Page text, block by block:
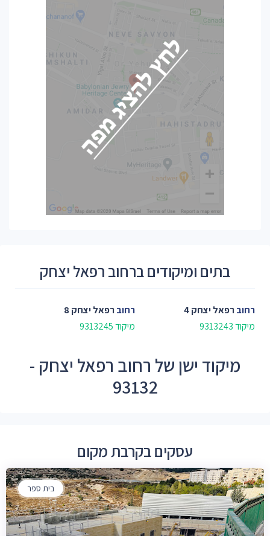
בתים ומיקודים ברחוב רפאל יצחק
רחוברפאל יצחק 4
מיקוד 9313243
רחוברפאל יצחק 8
מיקוד 9313245
מיקוד ישן של רחוב רפאל יצחק -
93132
עסקים בקרבת מקום
בית ספר